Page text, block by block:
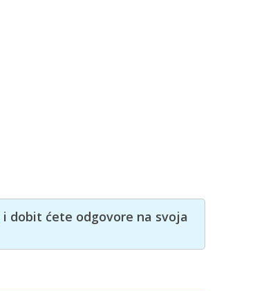
i dobit ćete odgovore na svoja